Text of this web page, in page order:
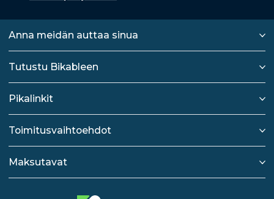
Anna meidän auttaa sinua
Tutustu Bikableen
Pikalinkit
Toimitusvaihtoehdot
Maksutavat